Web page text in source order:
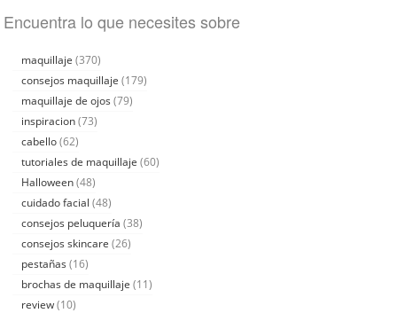
Encuentra lo que necesites sobre
maquillaje (370)
consejos maquillaje (179)
maquillaje de ojos (79)
inspiracion (73)
cabello (62)
tutoriales de maquillaje (60)
Halloween (48)
cuidado facial (48)
consejos peluquería (38)
consejos skincare (26)
pestañas (16)
brochas de maquillaje (11)
review (10)